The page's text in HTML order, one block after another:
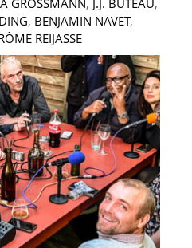
, BENJAMIN NAVET,
REIJASSE